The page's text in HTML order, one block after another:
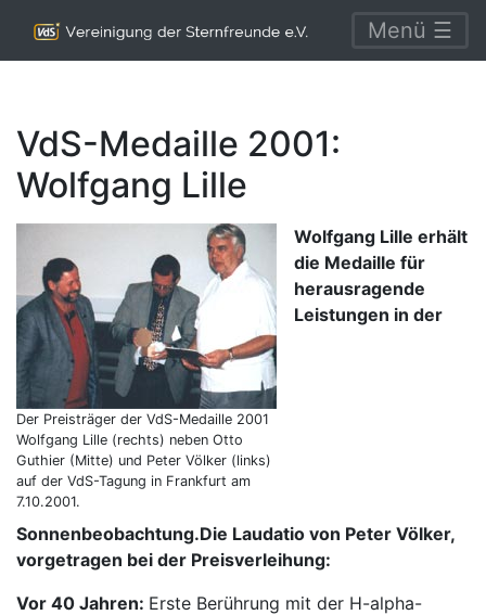
Menü ☰
VdS-Medaille 2001:
Wolfgang Lille
Der Preisträger der VdS-Medaille 2001
Wolfgang Lille (rechts) neben Otto
Guthier (Mitte) und Peter Völker (links)
auf der VdS-Tagung in Frankfurt am
7.10.2001.
Wolfgang Lille erhält
die Medaille für
herausragende
Leistungen in der
Sonnenbeobachtung.Die Laudatio von Peter Völker,
vorgetragen bei der Preisverleihung:
Vor 40 Jahren: Erste Berührung mit der H-alpha-